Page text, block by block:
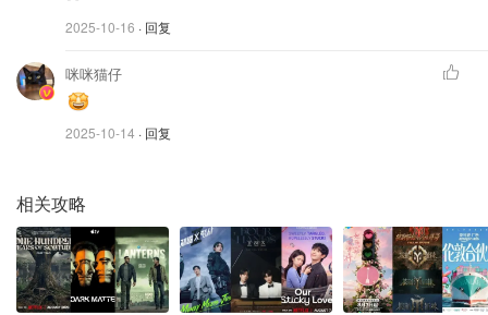
2025-10-16 · 回复
咪咪猫仔
2025-10-14 · 回复
相关攻略